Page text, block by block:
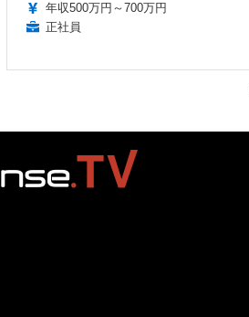
年収500万円～700万円
正社員